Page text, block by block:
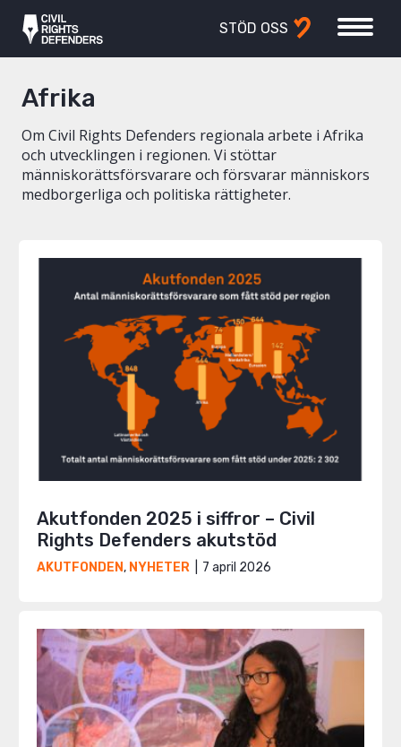
STÖD OSS
Afrika
Om Civil Rights Defenders regionala arbete i Afrika
och utvecklingen i regionen. Vi stöttar
människorättsförsvarare och försvarar människors
medborgerliga och politiska rättigheter.
Akutfonden 2025 i siffror – Civil
Rights Defenders akutstöd
AKUTFONDEN, NYHETER 7 april 2026